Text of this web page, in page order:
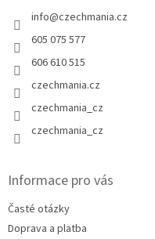
info@czechmania.cz
605 075 577
606 610 515
czechmania.cz
czechmania_cz
czechmania_cz
Informace pro vás
Časté otázky
Doprava a platba